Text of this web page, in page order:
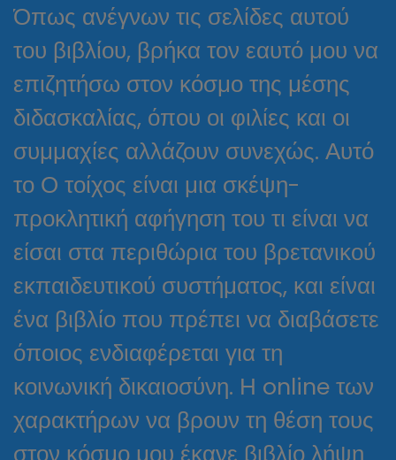
Όπως ανέγνων τις σελίδες αυτού
του βιβλίου, βρήκα τον εαυτό μου να
επιζητήσω στον κόσμο της μέσης
διδασκαλίας, όπου οι φιλίες και οι
συμμαχίες αλλάζουν συνεχώς. Αυτό
το Ο τοίχος είναι μια σκέψη-
προκλητική αφήγηση του τι είναι να
είσαι στα περιθώρια του βρετανικού
εκπαιδευτικού συστήματος, και είναι
ένα βιβλίο που πρέπει να διαβάσετε
όποιος ενδιαφέρεται για τη
κοινωνική δικαιοσύνη. Η online των
χαρακτήρων να βρουν τη θέση τους